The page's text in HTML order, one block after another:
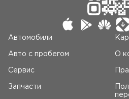
Автомобили
Авто c пробегом
Сервис
Запчасти
О